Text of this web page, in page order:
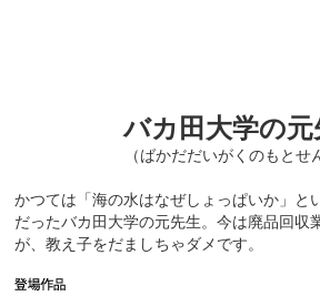
バカ田大学の元
（ばかだだいがくのもとせ
かつては「海の水はなぜしょっぱいか」と
だったバカ田大学の元先生。今は廃品回収
が、教え子をだましちゃダメです。